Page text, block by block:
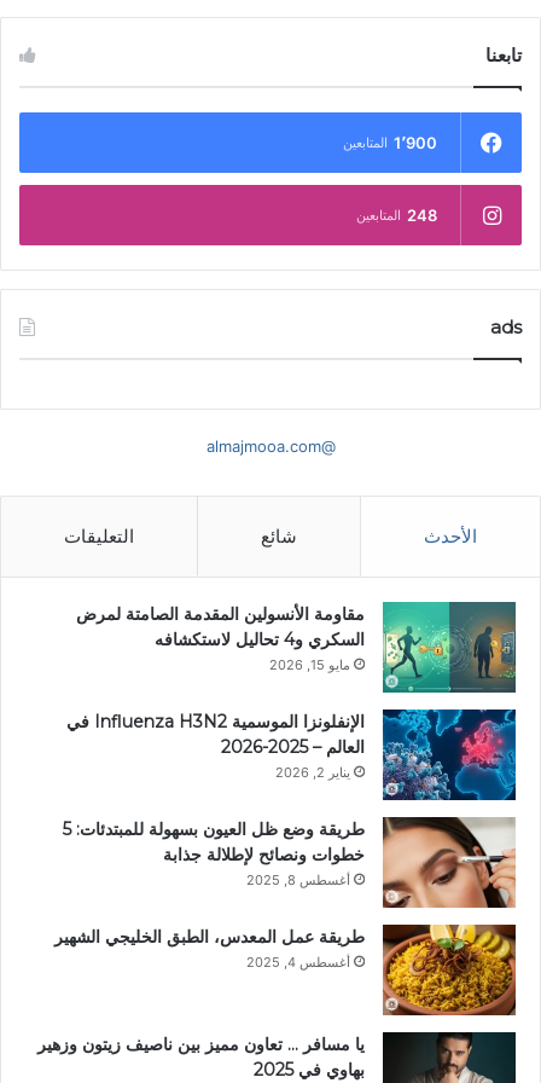
تابعنا
1٬900 المتابعين
248 المتابعين
ads
@almajmooa.com
الأحدث شائع التعليقات
مقاومة الأنسولين المقدمة الصامتة لمرض
السكري و4 تحاليل لاستكشافه
مايو 15, 2026
الإنفلونزا الموسمية Influenza H3N2 في
العالم – 2025-2026
يناير 2, 2026
طريقة وضع ظل العيون بسهولة للمبتدئات: 5
خطوات ونصائح لإطلالة جذابة
أغسطس 8, 2025
طريقة عمل المعدس، الطبق الخليجي الشهير
أغسطس 4, 2025
يا مسافر … تعاون مميز بين ناصيف زيتون وزهير
بهاوي في 2025